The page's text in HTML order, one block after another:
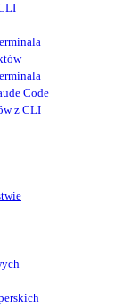
Code
z CLI